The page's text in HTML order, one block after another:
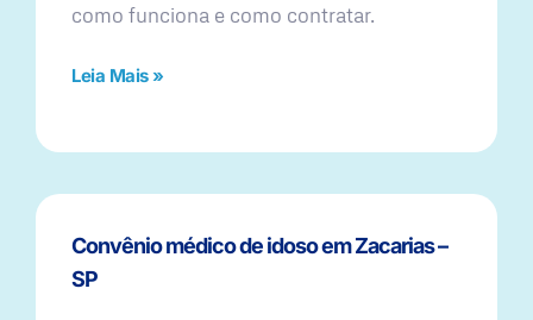
como funciona e como contratar.
Leia Mais »
Convênio médico de idoso em Zacarias –
SP